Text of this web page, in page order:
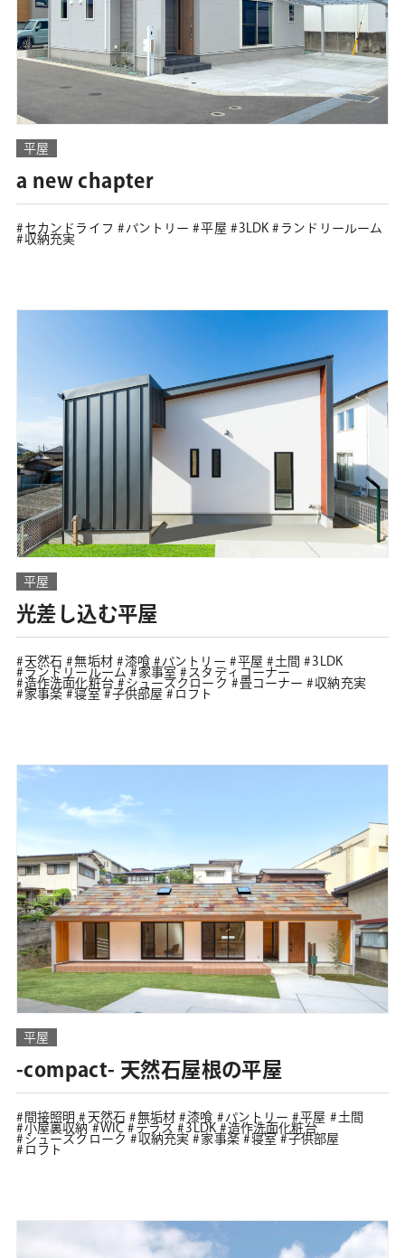
平屋
a new chapter
セカンドライフ パントリー 平屋 3LDK
ランドリールーム
収納充実
平屋
光差し込む平屋
天然石 無垢材 漆喰 パントリー 平屋 土間
3LDK
ランドリールーム
家事室
スタディコーナー
造作洗面化粧台
シューズクローク 畳コーナー
収納充実
家事楽
寝室 子供部屋 ロフト
平屋
-compact- 天然石屋根の平屋
間接照明 天然石 無垢材 漆喰 パントリー 平屋
土間
小屋裏収納
WIC テラス 3LDK
造作洗面化粧台
シューズクローク
収納充実 家事楽 寝室
子供部屋
ロフト